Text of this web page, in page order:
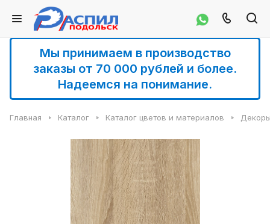
Мы принимаем в производство
заказы от 70 000 рублей и более.
Надеемся на понимание.
Главная Каталог Каталог цветов и материалов